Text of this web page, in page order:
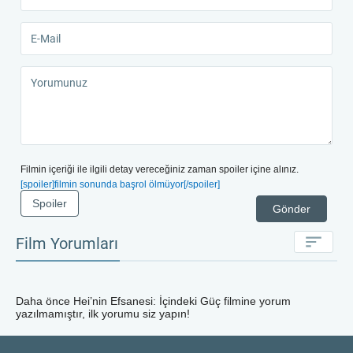
Filmin içeriği ile ilgili detay vereceğiniz zaman spoiler içine alınız.
[spoiler]filmin sonunda başrol ölmüyor[/spoiler]
Gönder
Spoiler
Film Yorumları
Daha önce Hei’nin Efsanesi: İçindeki Güç filmine yorum
yazılmamıştır, ilk yorumu siz yapın!